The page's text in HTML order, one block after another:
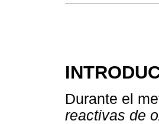
Durante el
reactivas de